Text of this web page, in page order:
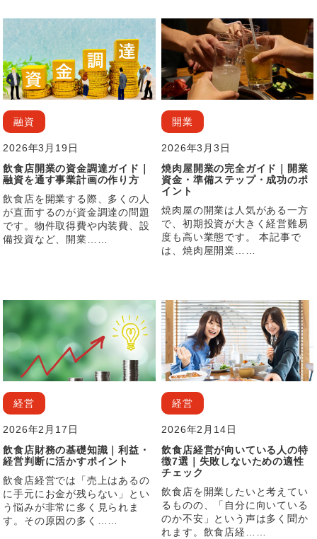
融資
2026年3月19日
飲食店開業の資金調達ガイド｜
融資を通す事業計画の作り方
飲食店を開業する際、多くの人
が直面するのが資金調達の問題
です。物件取得費や内装費、設
備投資など、開業……
開業
2026年3月3日
焼肉屋開業の完全ガイド｜開業
資金・準備ステップ・成功のポ
イント
焼肉屋の開業は人気がある一方
で、初期投資が大きく経営難易
度も高い業態です。 本記事で
は、焼肉屋開業……
経営
2026年2月17日
飲食店財務の基礎知識｜利益・
経営判断に活かすポイント
飲食店経営では「売上はあるの
に手元にお金が残らない」とい
う悩みが非常に多く見られま
す。その原因の多く……
経営
2026年2月14日
飲食店経営が向いている人の特
徴7選｜失敗しないための適性
チェック
飲食店を開業したいと考えてい
るものの、「自分に向いている
のか不安」という声は多く聞か
れます。飲食店経……